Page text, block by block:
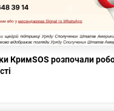
КримSOS розпочали